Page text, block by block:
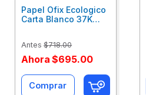
Papel Ofix Ecologico
Carta Blanco 37K
Antes $718.00
Ahora $695.00
Comprar